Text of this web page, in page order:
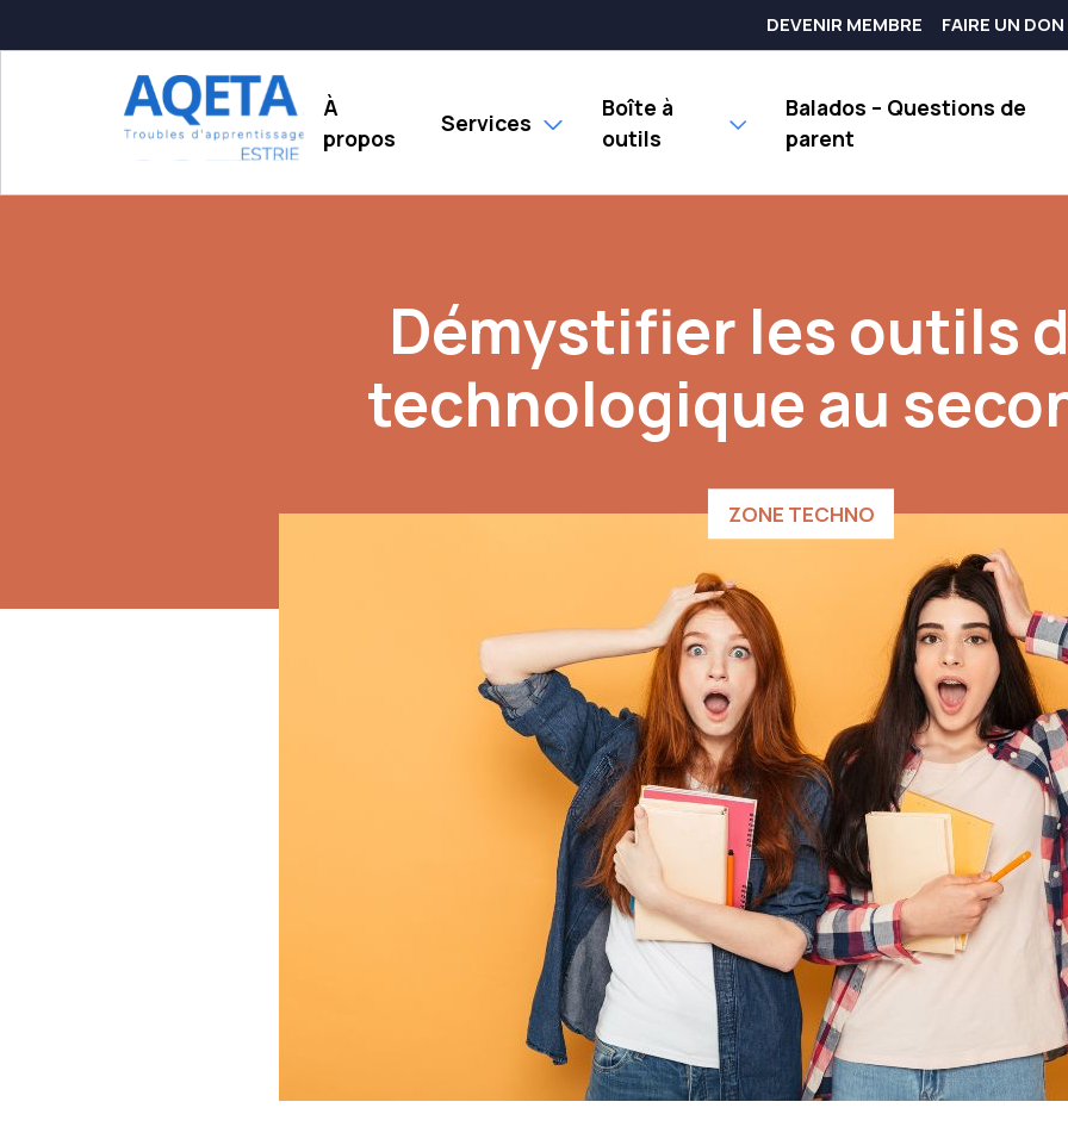
DEVENIR MEMBRE FAIRE UN DON
À
propos
Services
Boîte à
outils
Balados – Questions de
parent
Démystifier les outils
technologique au
ZONE TECHNO